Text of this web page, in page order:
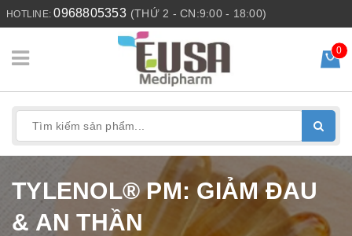
HOTLINE:0968805353 (THỨ 2 - CN:9:00 - 18:00)
0
TYLENOL® PM: GIẢM ĐAU
& AN THẦN